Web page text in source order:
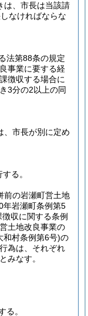
は、市長は当該請
なければならな
法第88条の規定
事業に要する経
徴収する場合に
3分の2以上の同
、市長が別に定め
る。
前の岩瀬町営土地
年岩瀬町条例第5
収に関する条例
土地改良事業の
和村条例第6号)の
為は、それぞれ
みなす。
る。